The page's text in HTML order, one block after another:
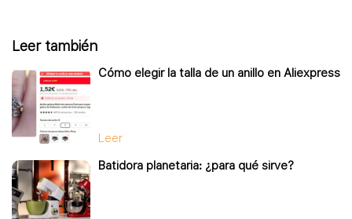
Leer también
Cómo elegir la talla de un anillo en Aliexpress
Leer
Batidora planetaria: ¿para qué sirve?